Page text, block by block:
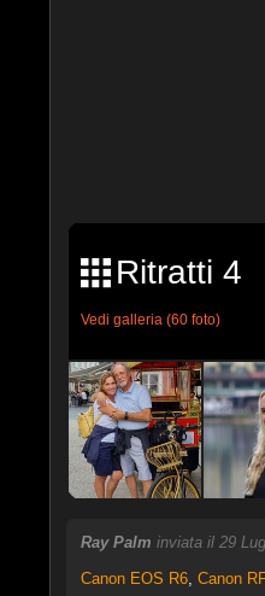
Ritratti 4
Vedi galleria (60 foto)
Ray Palm inviata il 29
Canon EOS R6, Canon